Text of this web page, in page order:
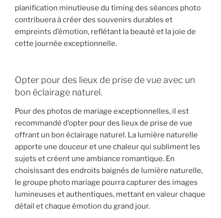
planification minutieuse du timing des séances photo
contribuera à créer des souvenirs durables et
empreints d’émotion, reflétant la beauté et la joie de
cette journée exceptionnelle.
Opter pour des lieux de prise de vue avec un
bon éclairage naturel.
Pour des photos de mariage exceptionnelles, il est
recommandé d’opter pour des lieux de prise de vue
offrant un bon éclairage naturel. La lumière naturelle
apporte une douceur et une chaleur qui subliment les
sujets et créent une ambiance romantique. En
choisissant des endroits baignés de lumière naturelle,
le groupe photo mariage pourra capturer des images
lumineuses et authentiques, mettant en valeur chaque
détail et chaque émotion du grand jour.